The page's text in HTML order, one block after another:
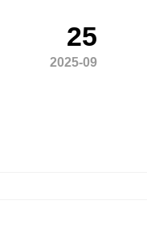
25
2025-09